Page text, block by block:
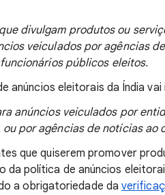
divulgam produtos ou
veiculados por agências
públicos eleitos.
anúncios eleitorais da Índia
anúncios veiculados por
por agências de notícias ao
que quiserem promover
da política de anúncios
a obrigatoriedade da